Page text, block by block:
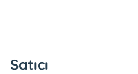
Satıcı